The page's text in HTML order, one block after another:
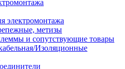
электромонтажа
метизы
и сопутствующие товары
Изоляционные